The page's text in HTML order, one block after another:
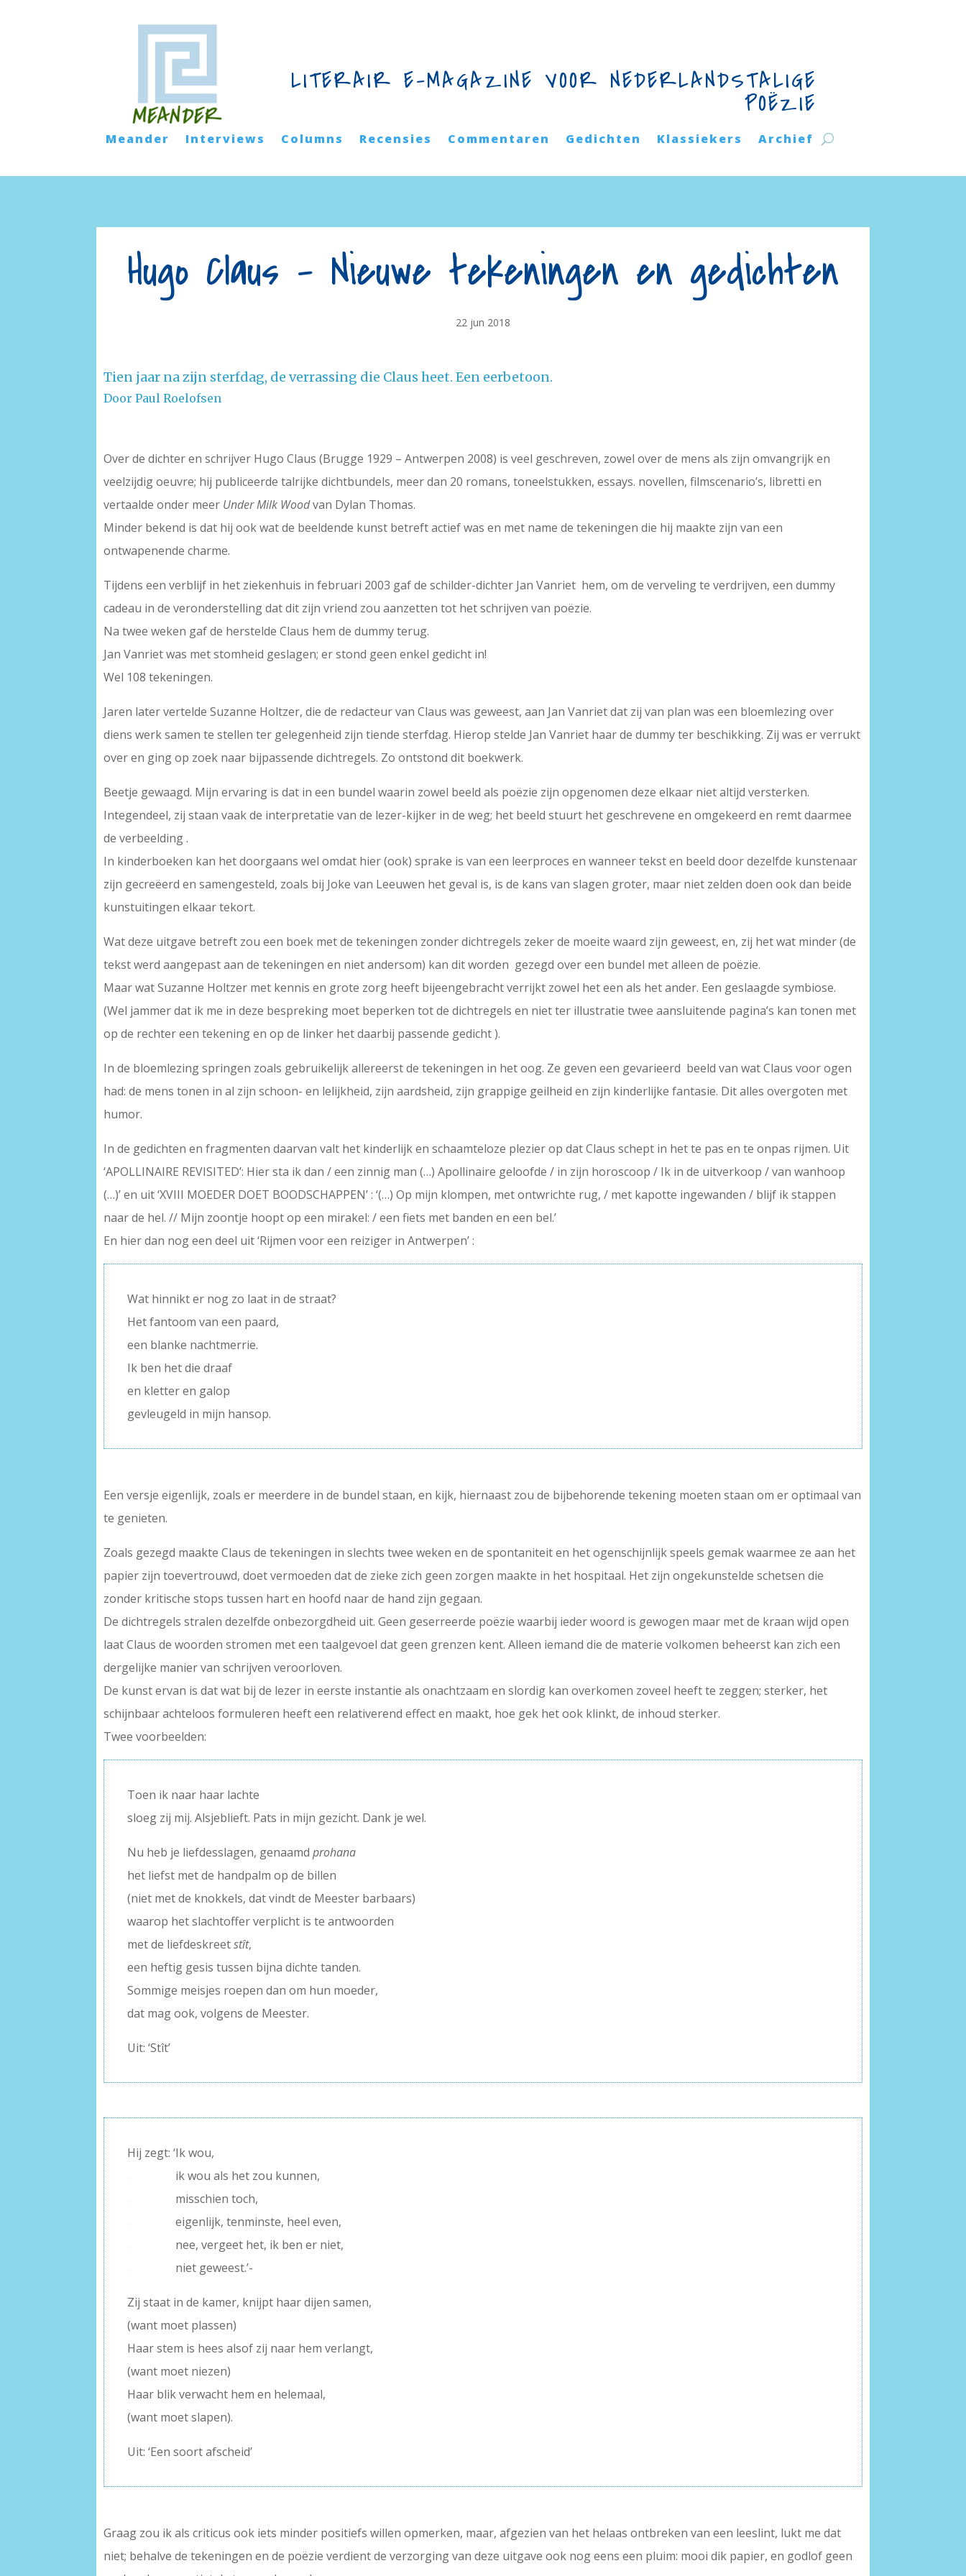
LITERAIR E-MAGAZINE VOOR NEDERLANDSTALIGE
POËZIE
Meander Interviews Columns Recensies Commentaren Gedichten Klassiekers Archief
Hugo Claus – Nieuwe tekeningen en gedichten
22 jun 2018
Tien jaar na zijn sterfdag, de verrassing die Claus heet. Een eerbetoon.
Door Paul Roelofsen
Over de dichter en schrijver Hugo Claus (Brugge 1929 – Antwerpen 2008) is veel geschreven, zowel over de mens als zijn omvangrijk en
veelzijdig oeuvre; hij publiceerde talrijke dichtbundels, meer dan 20 romans, toneelstukken, essays. novellen, filmscenario’s, libretti en
vertaalde onder meer Under Milk Woodvan Dylan Thomas.
Minder bekend is dat hij ook wat de beeldende kunst betreft actief was en met name de tekeningen die hij maakte zijn van een
ontwapenende charme.
Tijdens een verblijf in het ziekenhuis in februari 2003 gaf de schilder-dichter Jan Vanriet hem, om de verveling te verdrijven, een dummy
cadeau in de veronderstelling dat dit zijn vriend zou aanzetten tot het schrijven van poëzie.
Na twee weken gaf de herstelde Claus hem de dummy terug.
Jan Vanriet was met stomheid geslagen; er stond geen enkel gedicht in!
Wel 108 tekeningen.
Jaren later vertelde Suzanne Holtzer, die de redacteur van Claus was geweest, aan Jan Vanriet dat zij van plan was een bloemlezing over
diens werk samen te stellen ter gelegenheid zijn tiende sterfdag. Hierop stelde Jan Vanriet haar de dummy ter beschikking. Zij was er verrukt
over en ging op zoek naar bijpassende dichtregels. Zo ontstond dit boekwerk.
Beetje gewaagd. Mijn ervaring is dat in een bundel waarin zowel beeld als poëzie zijn opgenomen deze elkaar niet altijd versterken.
Integendeel, zij staan vaak de interpretatie van de lezer-kijker in de weg; het beeld stuurt het geschrevene en omgekeerd en remt daarmee
de verbeelding .
In kinderboeken kan het doorgaans wel omdat hier (ook) sprake is van een leerproces en wanneer tekst en beeld door dezelfde kunstenaar
zijn gecreëerd en samengesteld, zoals bij Joke van Leeuwen het geval is, is de kans van slagen groter, maar niet zelden doen ook dan beide
kunstuitingen elkaar tekort.
Wat deze uitgave betreft zou een boek met de tekeningen zonder dichtregels zeker de moeite waard zijn geweest, en, zij het wat minder (de
tekst werd aangepast aan de tekeningen en niet andersom) kan dit worden gezegd over een bundel met alleen de poëzie.
Maar wat Suzanne Holtzer met kennis en grote zorg heeft bijeengebracht verrijkt zowel het een als het ander. Een geslaagde symbiose.
(Wel jammer dat ik me in deze bespreking moet beperken tot de dichtregels en niet ter illustratie twee aansluitende pagina’s kan tonen met
op de rechter een tekening en op de linker het daarbij passende gedicht ).
In de bloemlezing springen zoals gebruikelijk allereerst de tekeningen in het oog. Ze geven een gevarieerd beeld van wat Claus voor ogen
had: de mens tonen in al zijn schoon- en lelijkheid, zijn aardsheid, zijn grappige geilheid en zijn kinderlijke fantasie. Dit alles overgoten met
humor.
In de gedichten en fragmenten daarvan valt het kinderlijk en schaamteloze plezier op dat Claus schept in het te pas en te onpas rijmen. Uit
‘APOLLINAIRE REVISITED’: Hier sta ik dan / een zinnig man (…) Apollinaire geloofde / in zijn horoscoop / Ik in de uitverkoop / van wanhoop
(…)’ en uit ‘XVIII MOEDER DOET BOODSCHAPPEN’ : ‘(…) Op mijn klompen, met ontwrichte rug, / met kapotte ingewanden / blijf ik stappen
naar de hel. // Mijn zoontje hoopt op een mirakel: / een fiets met banden en een bel.’
En hier dan nog een deel uit ‘Rijmen voor een reiziger in Antwerpen’ :
Wat hinnikt er nog zo laat in de straat?
Het fantoom van een paard,
een blanke nachtmerrie.
Ik ben het die draaf
en kletter en galop
gevleugeld in mijn hansop.
Een versje eigenlijk, zoals er meerdere in de bundel staan, en kijk, hiernaast zou de bijbehorende tekening moeten staan om er optimaal van
te genieten.
Zoals gezegd maakte Claus de tekeningen in slechts twee weken en de spontaniteit en het ogenschijnlijk speels gemak waarmee ze aan het
papier zijn toevertrouwd, doet vermoeden dat de zieke zich geen zorgen maakte in het hospitaal. Het zijn ongekunstelde schetsen die
zonder kritische stops tussen hart en hoofd naar de hand zijn gegaan.
De dichtregels stralen dezelfde onbezorgdheid uit. Geen geserreerde poëzie waarbij ieder woord is gewogen maar met de kraan wijd open
laat Claus de woorden stromen met een taalgevoel dat geen grenzen kent. Alleen iemand die de materie volkomen beheerst kan zich een
dergelijke manier van schrijven veroorloven.
De kunst ervan is dat wat bij de lezer in eerste instantie als onachtzaam en slordig kan overkomen zoveel heeft te zeggen; sterker, het
schijnbaar achteloos formuleren heeft een relativerend effect en maakt, hoe gek het ook klinkt, de inhoud sterker.
Twee voorbeelden:
Toen ik naar haar lachte
sloeg zij mij. Alsjeblieft. Pats in mijn gezicht. Dank je wel.
Nu heb je liefdesslagen, genaamdprohana
het liefst met de handpalm op de billen
(niet met de knokkels, dat vindt de Meester barbaars)
waarop het slachtoffer verplicht is te antwoorden
met de liefdeskreetstît,
een heftig gesis tussen bijna dichte tanden.
Sommige meisjes roepen dan om hun moeder,
dat mag ook, volgens de Meester.
Uit: ‘Stît’
Hij zegt: ‘Ik wou,
.
ik wou als het zou kunnen,
.
misschien toch,
.
eigenlijk, tenminste, heel even,
.
nee, vergeet het, ik ben er niet,
.
niet geweest.’-
Zij staat in de kamer, knijpt haar dijen samen,
(want moet plassen)
Haar stem is hees alsof zij naar hem verlangt,
(want moet niezen)
Haar blik verwacht hem en helemaal,
(want moet slapen).
Uit: ‘Een soort afscheid’
Graag zou ik als criticus ook iets minder positiefs willen opmerken, maar, afgezien van het helaas ontbreken van een leeslint, lukt me dat
niet; behalve de tekeningen en de poëzie verdient de verzorging van deze uitgave ook nog eens een pluim: mooi dik papier, en godlof geen